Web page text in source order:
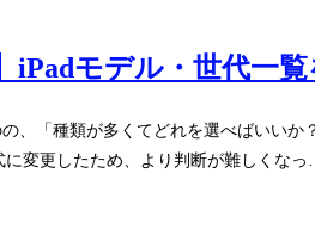
iPadモデル・世代一
、「種類が多くてどれを選べばいい
に変更したため、より判断が難しくな